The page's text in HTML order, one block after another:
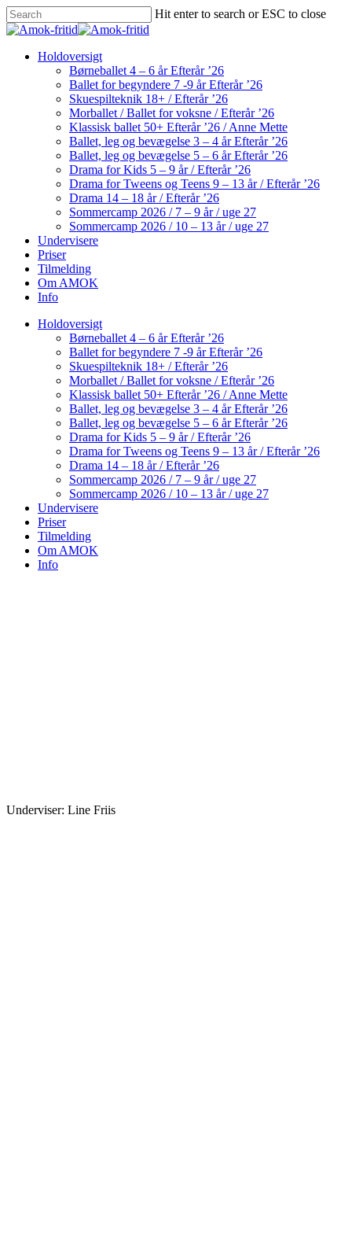
Skip
to
content
Hit enter to search or ESC to close
Close
Menu
Holdoversigt
Børneballet 4 – 6 år Efterår ’26
Ballet for begyndere 7 -9 år Efterår ’26
Skuespilteknik 18+ / Efterår ’26
Morballet / Ballet for voksne / Efterår ’26
Klassisk ballet 50+ Efterår ’26 / Anne Mette
Ballet, leg og bevægelse 3 – 4 år Efterår ’26
Ballet, leg og bevægelse 5 – 6 år Efterår ’26
Drama for Kids 5 – 9 år / Efterår ’26
Drama for Tweens og Teens 9 – 13 år / Efterår ’26
Drama 14 – 18 år / Efterår ’26
Sommercamp 2026 / 7 – 9 år / uge 27
Sommercamp 2026 / 10 – 13 år / uge 27
Undervisere
Priser
Tilmelding
Om AMOK
Info
Holdoversigt
Børneballet 4 – 6 år Efterår ’26
Ballet for begyndere 7 -9 år Efterår ’26
Skuespilteknik 18+ / Efterår ’26
Morballet / Ballet for voksne / Efterår ’26
Klassisk ballet 50+ Efterår ’26 / Anne Mette
Ballet, leg og bevægelse 3 – 4 år Efterår ’26
Ballet, leg og bevægelse 5 – 6 år Efterår ’26
Drama for Kids 5 – 9 år / Efterår ’26
Drama for Tweens og Teens 9 – 13 år / Efterår ’26
Drama 14 – 18 år / Efterår ’26
Sommercamp 2026 / 7 – 9 år / uge 27
Sommercamp 2026 / 10 – 13 år / uge 27
Undervisere
Priser
Tilmelding
Om AMOK
Info
Underviser: Line Friis
Navigate to the next section